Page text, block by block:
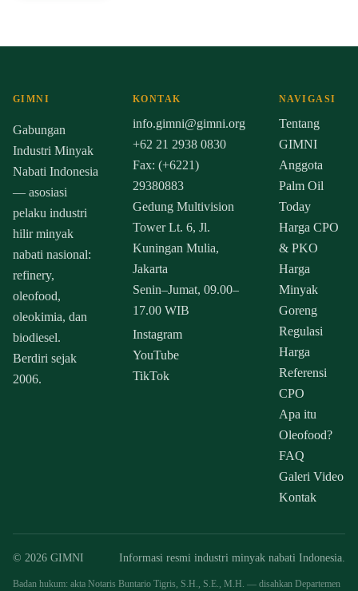
GIMNI
Gabungan
Industri Minyak
Nabati Indonesia
— asosiasi
pelaku industri
hilir minyak
nabati nasional:
refinery,
oleofood,
oleokimia, dan
biodiesel.
Berdiri sejak
2006.
KONTAK
info.gimni@gimni.org
+62 21 2938 0830
Fax: (+6221)
29380883
Gedung Multivision
Tower Lt. 6, Jl.
Kuningan Mulia,
Jakarta
Senin–Jumat, 09.00–
17.00 WIB
Instagram
YouTube
TikTok
NAVIGASI
Tentang
GIMNI
Anggota
Palm Oil
Today
Harga CPO
& PKO
Harga
Minyak
Goreng
Regulasi
Harga
Referensi
CPO
Apa itu
Oleofood?
FAQ
Galeri Video
Kontak
© 2026 GIMNI Informasi resmi industri minyak nabati Indonesia.
Badan hukum: akta Notaris Buntario Tigris, S.H., S.E., M.H. — disahkan Departemen